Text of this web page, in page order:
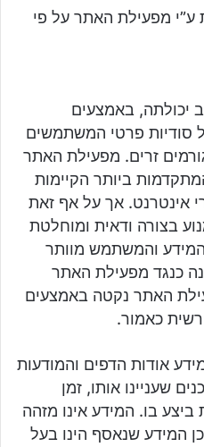
ע”י מפעילת האתר על פי
יכולתה, באמצעים
סודיות פרטי המשתמשים
זרים. מפעילת האתר
ביותר הקיימות
אינטרנט. אך על אף זאת
בצורה ודאית ומוחלטת
והמשתמש מוותר
כנגד מפעילת האתר
האתר נקטה באמצעים
כאמור.
אודות הדפים והמודעות
שעניינו אותו, זמן
ביצע בו. המידע אינו מזהה
המידע שנאסף הינו בעל